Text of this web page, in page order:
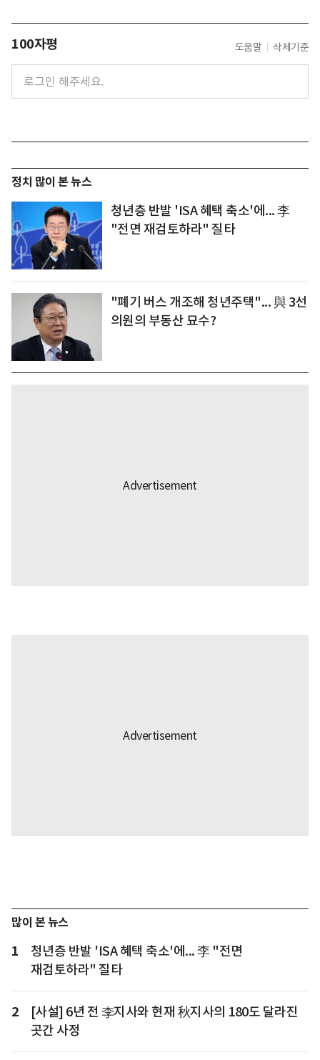
100자평 도움말 삭제기준
정치 많이 본 뉴스
청년층 반발 'ISA 혜택 축소'에... 李
"전면 재검토하라" 질타
"폐기 버스 개조해 청년주택"... 與 3선
의원의 부동산 묘수?
많이 본 뉴스
1
청년층 반발 'ISA 혜택 축소'에... 李 "전면
재검토하라" 질타
2
[사설] 6년 전 李지사와 현재 秋지사의 180도 달라진
곳간 사정